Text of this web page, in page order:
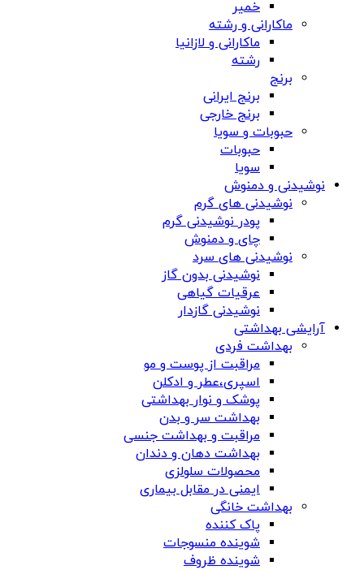
خمیر
ماکارانی و رشته
ماکارانی و لازانیا
رشته
برنج
برنج ایرانی
برنج خارجی
حبوبات و سویا
حبوبات
سویا
نوشیدنی و دمنوش
نوشیدنی های گرم
پودر نوشیدنی گرم
چای و دمنوش
نوشیدنی های سرد
نوشیدنی بدون گاز
عرقیات گیاهی
نوشیدنی گازدار
آرایشی بهداشتی
بهداشت فردی
مراقبت از پوست و مو
اسپری،عطر و ادکلن
پوشک و نوار بهداشتی
بهداشت سر و بدن
مراقبت و بهداشت جنسی
بهداشت دهان و دندان
محصولات سلولزی
ایمنی در مقابل بیماری
بهداشت خانگی
پاک کننده
شوینده منسوجات
شوینده ظروف